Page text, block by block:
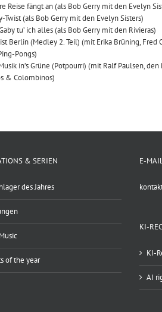
Reise fängt an (als Bob Gerry mit den Evelyn
Twist (als Bob Gerry mit den Evelyn Sisters)
tu’ ich alles (als Bob Gerry mit den Rivieras)
ist Berlin (Medley 2. Teil) (mit Erika Brüning,
Pongs)
in’s Grüne (Potpourri) (mit Ralf Paulsen,
& Colombinos)
& SERIEN
des Jahres
of the year
E-
KI-
KI-
AI